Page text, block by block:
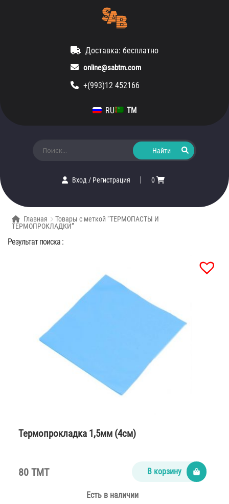
Доставка: бесплатно
online@sabtm.com
+(993)12 452166
RU TM
Вход/ Регистрация 0
Главная
Товары с меткой “ТЕРМОПАСТЫ И
ТЕРМОПРОКЛАДКИ”
Результат поиска :
Термопрокладка 1,5мм (4см)
80 TMT В корзину
Есть в наличии